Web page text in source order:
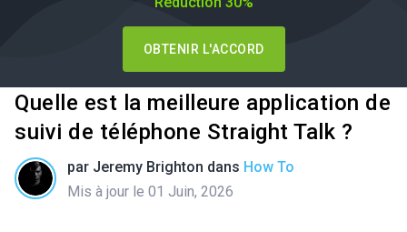
OBTENIR L'ACCORD
Quelle est la meilleure application de
suivi de téléphone Straight Talk ?
par Jeremy Brighton dans How To
Mis à jour le 01 Juin, 2026